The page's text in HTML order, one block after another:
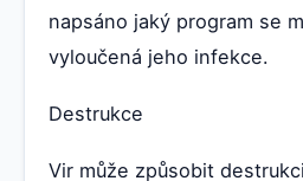
napsáno jaký program se
vyloučená jeho infekce.
Destrukce
Vir může způsobit